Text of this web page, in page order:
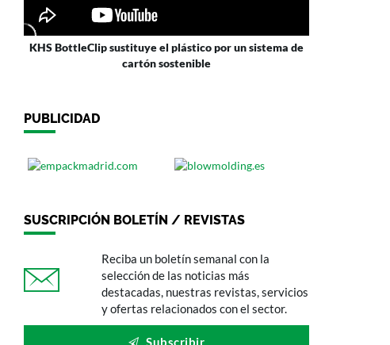
KHS BottleClip sustituye el plástico por un sistema de
cartón sostenible
PUBLICIDAD
SUSCRIPCIÓN BOLETÍN / REVISTAS
Reciba un boletín semanal con la
selección de las noticias más
destacadas, nuestras revistas, servicios
y ofertas relacionados con el sector.